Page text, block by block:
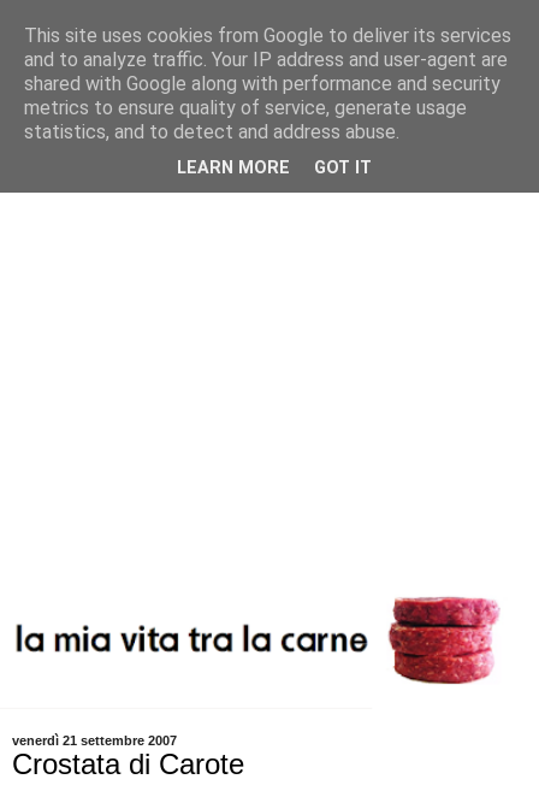
venerdì 21 settembre 2007
Crostata di Carote
This site uses cookies from Google to deliver its services
and to analyze traffic. Your IP address and user-agent are
shared with Google along with performance and security
metrics to ensure quality of service, generate usage
statistics, and to detect and address abuse.
LEARN MORE GOT IT